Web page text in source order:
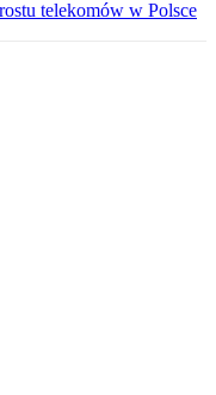
telekomów w Polsce